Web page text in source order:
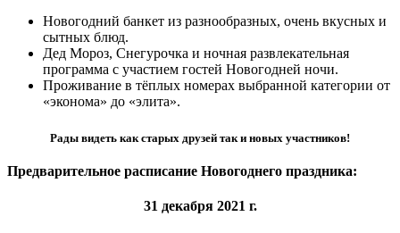
Новогодний банкет из разнообразных, очень вкусных и
сытных блюд.
Дед Мороз, Снегурочка и ночная развлекательная
программа с участием гостей Новогодней ночи.
Проживание в тёплых номерах выбранной категории от
«эконома» до «элита».
Рады видеть как старых друзей так и новых участников!
Предварительное расписание Новогоднего праздника:
31 декабря 2021 г.